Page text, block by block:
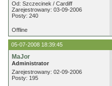
Od: Szczecinek / Cardiff
Zarejestrowany: 03-09-2006
Posty: 240
Offline
05-07-2008 18:39:45
MaJor
Administrator
Zarejestrowany: 02-09-2006
Posty: 195